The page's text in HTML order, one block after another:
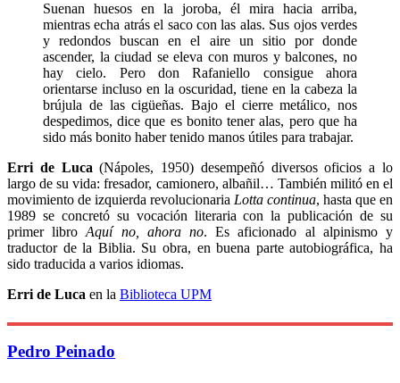
Suenan huesos en la joroba, él mira hacia arriba,
mientras echa atrás el saco con las alas. Sus ojos verdes
y redondos buscan en el aire un sitio por donde
ascender, la ciudad se eleva con muros y balcones, no
hay cielo. Pero don Rafaniello consigue ahora
orientarse incluso en la oscuridad, tiene en la cabeza la
brújula de las cigüeñas. Bajo el cierre metálico, nos
despedimos, dice que es bonito tener alas, pero que ha
sido más bonito haber tenido manos útiles para trabajar.
Erri de Luca (Nápoles, 1950) desempeñó diversos oficios a lo
largo de su vida: fresador, camionero, albañil… También militó en el
movimiento de izquierda revolucionaria Lotta continua, hasta que en
1989 se concretó su vocación literaria con la publicación de su
primer libroAquí no, ahora no. Es aficionado al alpinismo y
traductor de la Biblia. Su obra, en buena parte autobiográfica, ha
sido traducida a varios idiomas.
Erri de Luca en la Biblioteca UPM
Pedro Peinado